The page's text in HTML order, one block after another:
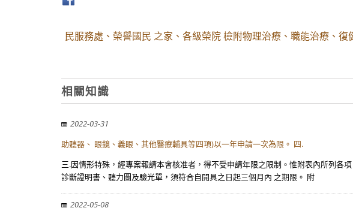
民服務處、榮譽國民 之家、各級榮院 檢附物理治療、職能治療、復
相關知識
2022-03-31
助聽器、 眼鏡、義眼、其他醫療輔具等四項)以一年申請一次為限。 四.
三.因情形特殊，經專案報請本會核准者，得不受申請年限之限制。惟附表內所列各
診斷證明書、聽力圖及驗光單，須符合自開具之日起三個月內 之期限。 附
2022-05-08